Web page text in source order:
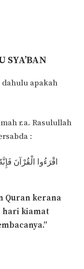
apakah
r.a. Rasulullah
:
اقْرَءُوا الْقُرْآنَ
Quran kerana
hari kiamat